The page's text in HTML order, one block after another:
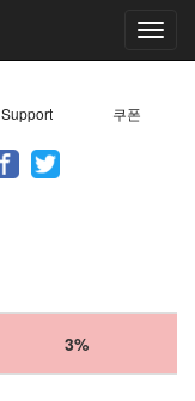
Support 쿠폰
3%